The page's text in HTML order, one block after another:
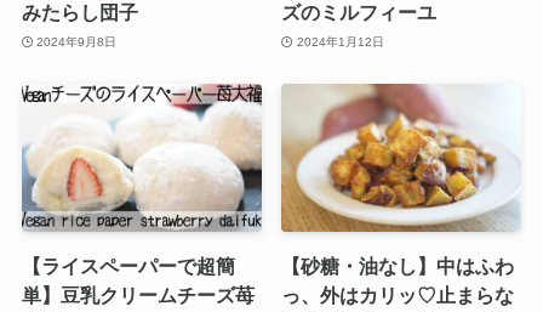
みたらし団子
2024年9月8日
ズのミルフィーユ
2024年1月12日
【ライスペーパーで超簡
単】豆乳クリームチーズ苺
【砂糖・油なし】中はふわ
っ、外はカリッ♡止まらな